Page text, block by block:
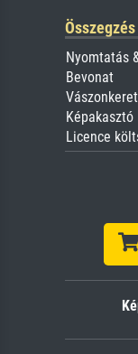
Összegzés
Nyomtatás
Bevonat
Vászonkeret
Képakasztó
Licence